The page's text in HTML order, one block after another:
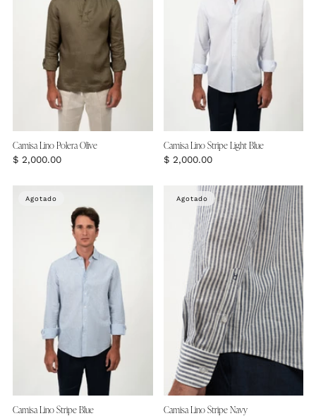
Camisa Lino Polera Olive
$ 2,000.00
Camisa Lino Stripe Light Blue
$ 2,000.00
Agotado
Camisa Lino Stripe Blue
Agotado
Camisa Lino Stripe Navy